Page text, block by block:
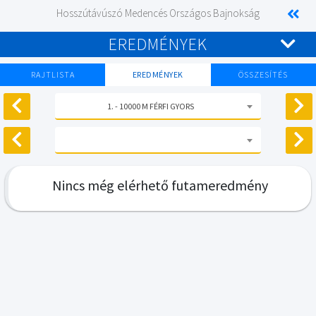
Hosszútávúszó Medencés Országos Bajnokság
EREDMÉNYEK
RAJTLISTA EREDMÉNYEK ÖSSZESÍTÉS
1. - 10000 M FÉRFI GYORS
Nincs még elérhető futameredmény